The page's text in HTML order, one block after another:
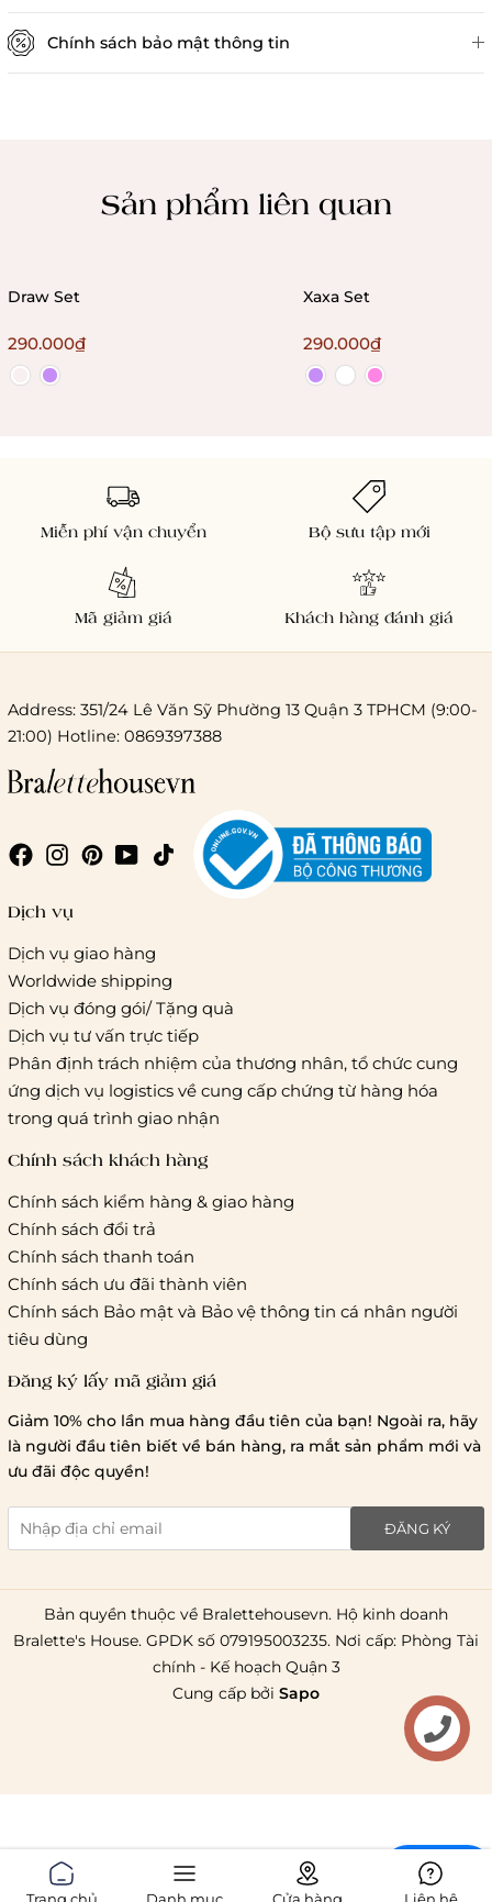
Chi phí giao hàng
Giao hàng trong ngày (hoả tốc)
Giao hàng tiêu chuẩn:
Hồ Chí Minh:
Áp dụng theo bảng giá cước của ĐVVC
Vietelpost/ Giaohangtietkiem và 1 số đối tác vận chuyển
Hà Nội và các tỉnh thành khác:
Áp dụng theo bảng giá
cước của ĐVVC Vietelpost/ Giaohangtietkiem... và 1 số đối
tác vận chuyển khác
Thời gian giao hàng
Hồ Chí Minh:
Hà Nội và các tỉnh thành khá
Lưu ý chung về chính sách vận chuyển
1 triệu đồng
giao hàng trong ngày
giao hàng tiêu chuẩn
miễn phí ship
toàn quốc.
Chính sách bảo mật thông tin
Sản phẩm liên quan
Draw Set
290.000₫
Xaxa Set
290.000₫
Miễn phí vận chuyển Bộ sưu tập mới
Mã giảm giá Khách hàng đánh giá
Address: 351/24 Lê Văn Sỹ Phường 13 Quận 3 TPHCM (9:00-
21:00) Hotline: 0869397388
Dịch vụ
Dịch vụ giao hàng
Worldwide shipping
Dịch vụ đóng gói/ Tặng quà
Dịch vụ tư vấn trực tiếp
Phân định trách nhiệm của thương nhân, tổ chức cung
ứng dịch vụ logistics về cung cấp chứng từ hàng hóa
trong quá trình giao nhận
Chính sách khách hàng
Chính sách kiểm hàng & giao hàng
Chính sách đổi trả
Chính sách thanh toán
Chính sách ưu đãi thành viên
Chính sách Bảo mật và Bảo vệ thông tin cá nhân người
tiêu dùng
Đăng ký lấy mã giảm giá
Giảm 10% cho lần mua hàng đầu tiên của bạn! Ngoài ra, hãy
là người đầu tiên biết về bán hàng, ra mắt sản phẩm mới và
ưu đãi độc quyền!
ĐĂNG KÝ
Bản quyền thuộc về Bralettehousevn. Hộ kinh doanh
Bralette's House. GPDK số 079195003235. Nơi cấp: Phòng Tài
chính - Kế hoạch Quận 3
Cung cấp bởi Sapo
Liên hệ
Chat